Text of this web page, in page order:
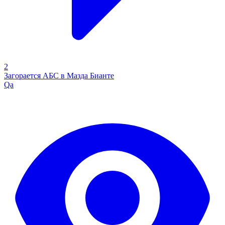
2
Загорается АБС в Мазда Бианте
Qa